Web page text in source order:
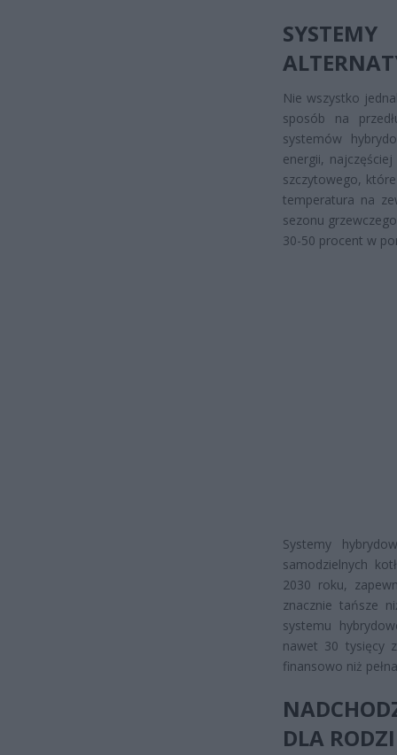
Nie wszystko
sposób na
systemów
energii,
szczytowego,
temperatura na
sezonu
30-50 procent w
Systemy
samodzielnych
2030 roku,
znacznie tańsze
systemu
nawet 30 tysięcy
finansowo niż
DLA